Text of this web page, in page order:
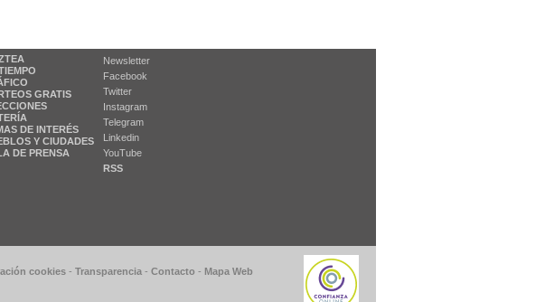
GRATIS
DE INTERÉS
Y CIUDADES
DE PRENSA
Newsletter
Facebook
Twitter
Instagram
Telegram
Linkedin
YouTube
RSS
cookies - Transparencia - Contacto - Mapa Web